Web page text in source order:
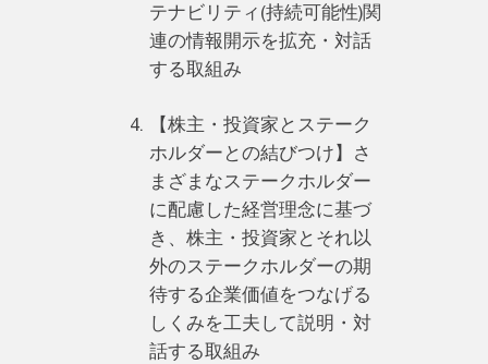
テナビリティ(持続可能性)関
連の情報開示を拡充・対話
する取組み
【株主・投資家とステーク
ホルダーとの結びつけ】さ
まざまなステークホルダー
に配慮した経営理念に基づ
き、株主・投資家とそれ以
外のステークホルダーの期
待する企業価値をつなげる
しくみを工夫して説明・対
話する取組み